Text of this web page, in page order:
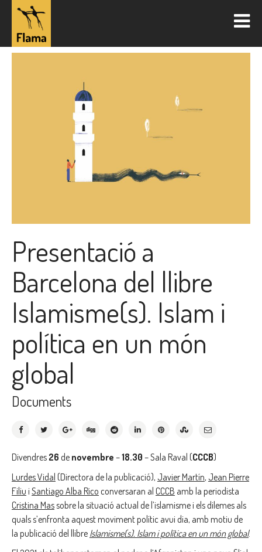
Presentació a
Barcelona del llibre
Islamisme(s). Islam i
política en un món
global
Documents
Divendres 26 de novembre –18.30 – Sala Raval (CCCB)
Lurdes Vidal (Directora de la publicació), Javier Martín, Jean Pierre
Filiu i Santiago Alba Rico conversaran al CCCB amb la periodista
Cristina Massobre la situació actual de l’islamisme i els dilemes als
quals s’enfronta aquest moviment polític avui dia, amb motiu de
la publicació del llibre Islamisme(s). Islam i política en un món global.